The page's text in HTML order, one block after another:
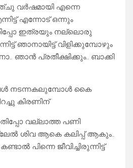
വർഷമായി എന്നെ
എന്നോട് ഒന്നും
ഇത്രയും നല്ലൊരു
ഞാനായിട്ട് വിളിക്കുമ്പോഴും
ഞാൻ പ്രതീക്ഷിക്കും.. ബാക്കി
നടന്നകലുമ്പോൾ കൈ
കിരണിന്
വല്ലാത്ത പണി
ശിവ ആകെ കലിപ്പ് ആകും..
പിന്നെ ജീവിച്ചിരുന്നിട്ട്